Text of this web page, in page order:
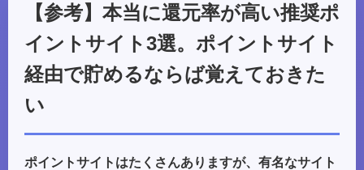
【参考】本当に還元率が高い推奨ポ
イントサイト3選。ポイントサイト
経由で貯めるならば覚えておきた
い
ポイントサイトはたくさんありますが、有名なサイト